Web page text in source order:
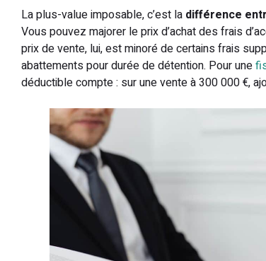
La plus-value imposable, c’est la différence
Vous pouvez majorer le prix d’achat des frais
prix de vente, lui, est minoré de certains frais
abattements pour durée de détention. Pour une
déductible compte : sur une vente à 300 000 €,